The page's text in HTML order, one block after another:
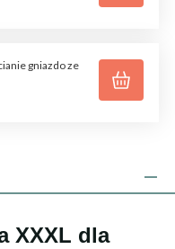
gniazdo ze
XXXL dla